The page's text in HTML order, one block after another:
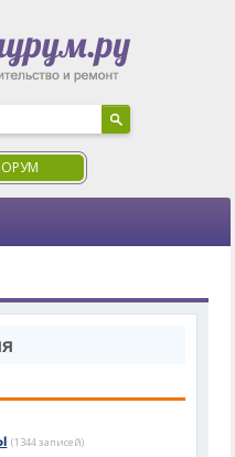
(1344 записей)